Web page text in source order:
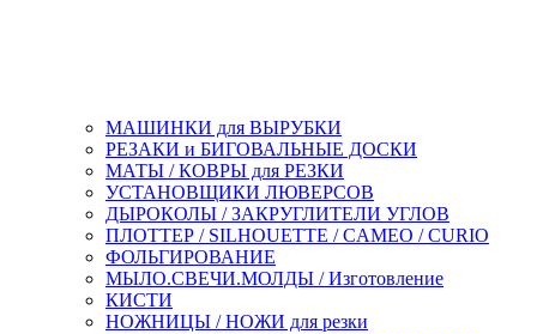
МАШИНКИ для ВЫРУБКИ
РЕЗАКИ и БИГОВАЛЬНЫЕ ДОСКИ
МАТЫ / КОВРЫ для РЕЗКИ
УСТАНОВЩИКИ ЛЮВЕРСОВ
ДЫРОКОЛЫ / ЗАКРУГЛИТЕЛИ УГЛОВ
ПЛОТТЕР / SILHOUETTE / CAMEO / CURIO
ФОЛЬГИРОВАНИЕ
МЫЛО.СВЕЧИ.МОЛДЫ / Изготовление
КИСТИ
НОЖНИЦЫ / НОЖИ для резки